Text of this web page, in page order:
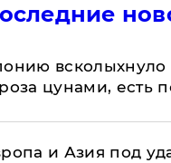
всколыхнуло
цунами, есть
и Азия под